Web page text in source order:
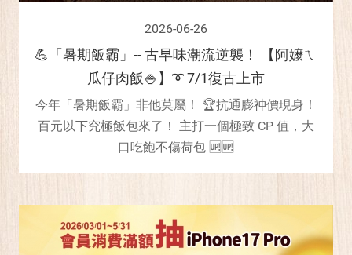
2026-06-26
💪「暑期飯霸」-- 古早味潮流逆襲！ 【阿嬤ㄟ
瓜仔肉飯🍚】➰ 7/1復古上市
今年「暑期飯霸」非他莫屬！ 🏆抗通膨神價現身！
百元以下究極飯包來了！ 主打一個極致 CP 值，大
口吃飽不傷荷包 🆙🆙